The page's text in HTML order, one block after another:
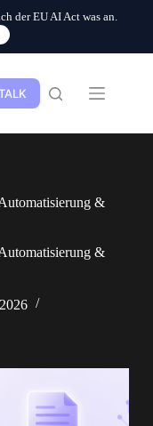
der EU AI Act was an.
&
&